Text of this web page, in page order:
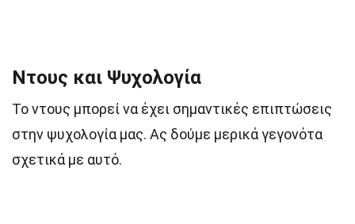
Ντους και Ψυχολογία
Το ντους μπορεί να έχει σημαντικές επιπτώσεις
στην ψυχολογία μας. Ας δούμε μερικά γεγονότα
σχετικά με αυτό.